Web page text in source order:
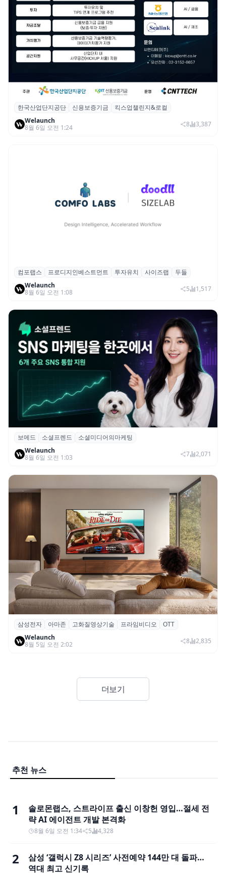
산단공·신보, 2026 ‘킥스업 챌린지&로컬’ 참
여 스타트업 모집
한국산업단지공단 신용보증기금
킥스업챌린지&로컬
Welaunch
8월 6일 오전 1:24
8 3,387
컴포랩스, 프로디지인베스트먼트로부터 시
드 투자 유치
컴포랩스 프로디지인베스트먼트 투자유치 사이즈랩
두들
Welaunch
8월 6일 오전 1:08
5 1,517
보메드 ‘소셜프렌드’, 유튜브·인스타 등 6개
SNS 마케팅 통합 지원
보메드 소셜프렌드
소셜미디어의마케팅
Welaunch
8월 6일 오전 1:03
7 2,071
삼성전자·아마존, 프라임 비디오에 ‘HDR10+
어드밴스드’ 적용
삼성전자 아마존 고화질영상기술 프라임비디오
OTT
Welaunch
8월 5일 오전 2:02
8 2,835
더보기
추천 뉴스
1
솔로몬랩스, 스트라이프 출신 이창헌 영입…절세 전
략 AI 에이전트 개발 본격화
8월 6일 오전 1:34 5 4,328
2
삼성 ‘갤럭시 Z8 시리즈’ 사전예약 144만 대 돌파…
역대 최고 신기록